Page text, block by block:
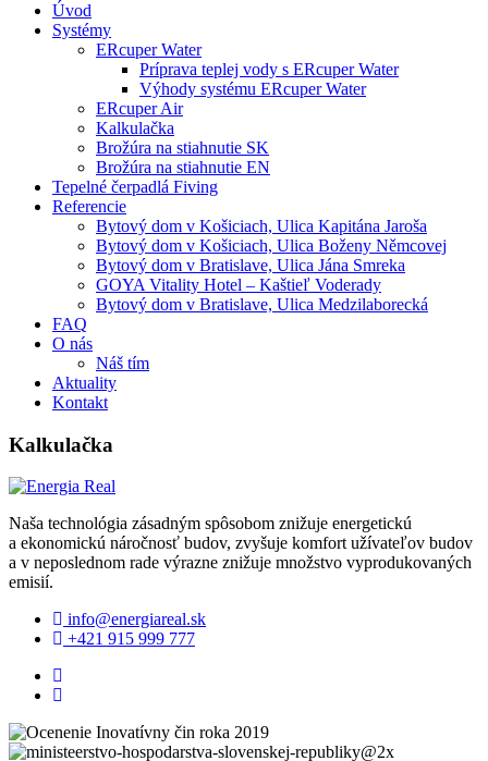
Úvod
Systémy
ERcuper Water
Príprava teplej vody s ERcuper Water
Výhody systému ERcuper Water
ERcuper Air
Kalkulačka
Brožúra na stiahnutie SK
Brožúra na stiahnutie EN
Tepelné čerpadlá Fiving
Referencie
Bytový dom v Košiciach, Ulica Kapitána Jaroša
Bytový dom v Košiciach, Ulica Boženy Němcovej
Bytový dom v Bratislave, Ulica Jána Smreka
GOYA Vitality Hotel – Kaštieľ Voderady
Bytový dom v Bratislave, Ulica Medzilaborecká
FAQ
O nás
Náš tím
Aktuality
Kontakt
Kalkulačka
Naša technológia zásadným spôsobom znižuje energetickú
a ekonomickú náročnosť budov, zvyšuje komfort užívateľov budov
a v neposlednom rade výrazne znižuje množstvo vyprodukovaných
emisií.
info@energiareal.sk
+421 915 999 777